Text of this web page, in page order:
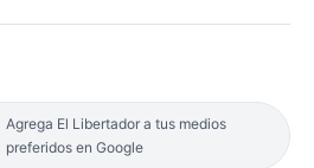
Agrega El Libertador a tus medios
preferidos en Google